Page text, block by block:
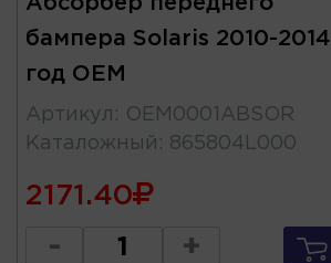
бампера Solaris 2010-2014
год OEM
Артикул : OEM0001ABSOR
Каталожный : 865804L000
2171.40
- +